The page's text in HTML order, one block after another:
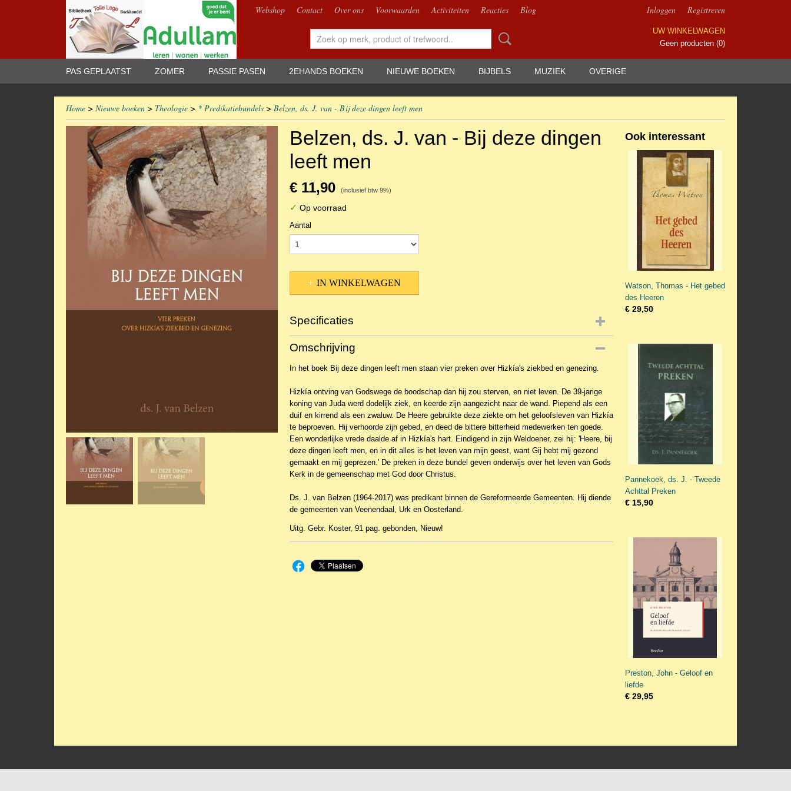
Webshop Contact Over ons Voorwaarden Activiteiten Reacties Blog Inloggen Registreren
UW WINKELWAGEN
Geen producten (0)
PAS GEPLAATST ZOMER PASSIE PASEN 2EHANDS BOEKEN NIEUWE BOEKEN BIJBELS MUZIEK OVERIGE
Home > Nieuwe boeken > Theologie > * Predikatiebundels > Belzen, ds. J. van - Bij deze dingen leeft men
Belzen, ds. J. van - Bij deze dingen
leeft men
€ 11,90 (inclusief btw 9%)
✓ Op voorraad
Aantal
IN WINKELWAGEN
Specificaties
Productcode
EAN code
Omschrijving
In het boek Bij deze dingen leeft men staan vier preken over Hizkía's ziekbed en genezing.
Hizkía ontving van Godswege de boodschap dan hij zou sterven, en niet leven. De 39-jarige
koning van Juda werd dodelijk ziek, en keerde zijn aangezicht naar de wand. Piepend als een
duif en kirrend als een zwaluw. De Heere gebruikte deze ziekte om het geloofsleven van Hizkía
te beproeven. Hij verhoorde zijn gebed, en deed de bittere bitterheid medewerken ten goede.
Een wonderlijke vrede daalde af in Hizkía's hart. Eindigend in zijn Weldoener, zei hij: 'Heere, bij
deze dingen leeft men, en in dit alles is het leven van mijn geest, want Gij hebt mij gezond
gemaakt en mij geprezen.' De preken in deze bundel geven onderwijs over het leven van Gods
Kerk in de gemeenschap met God door Christus.
Ds. J. van Belzen (1964-2017) was predikant binnen de Gereformeerde Gemeenten. Hij diende
de gemeenten van Veenendaal, Urk en Oosterland.
Uitg. Gebr. Koster, 91 pag. gebonden, Nieuw!
Ook interessant
Watson, Thomas - Het gebed
des Heeren
€ 29,50
Pannekoek, ds. J. - Tweede
Achttal Preken
€ 15,90
Preston, John - Geloof en
liefde
€ 29,95